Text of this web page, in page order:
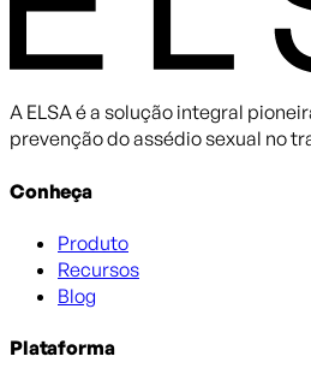
A ELSA é a solução integral
prevenção do assédio sexual no
Conheça
Produto
Recursos
Blog
Plataforma